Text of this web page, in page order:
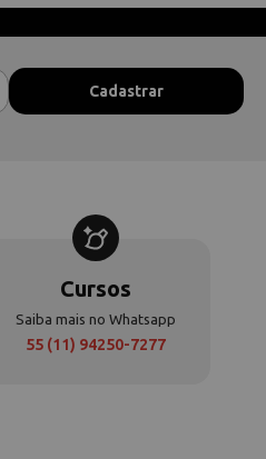
Cursos
Saiba mais no Whatsapp
55 (11) 94250-7277